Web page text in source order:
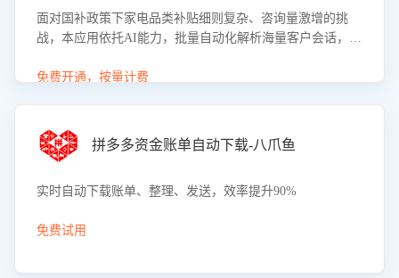
面对国补政策下家电品类补贴细则复杂、咨询量激增的挑
战，本应用依托AI能力，批量自动化解析海量客户会话，精
购买意向，深度洞察决策动因。同时全面评估客服团队政策
度、客服转化能力及销售业绩。
免费开通，按量计费
拼多多资金账单自动下载-八爪鱼
实时自动下载账单、整理、发送，效率提升90%
免费试用